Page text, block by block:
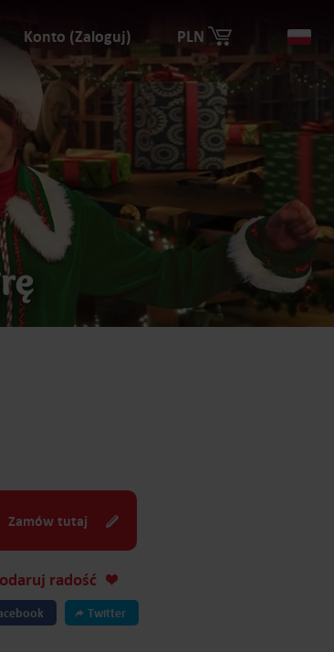
Konto (Zaloguj) PLN
Zamów tutaj
radość
Twitter